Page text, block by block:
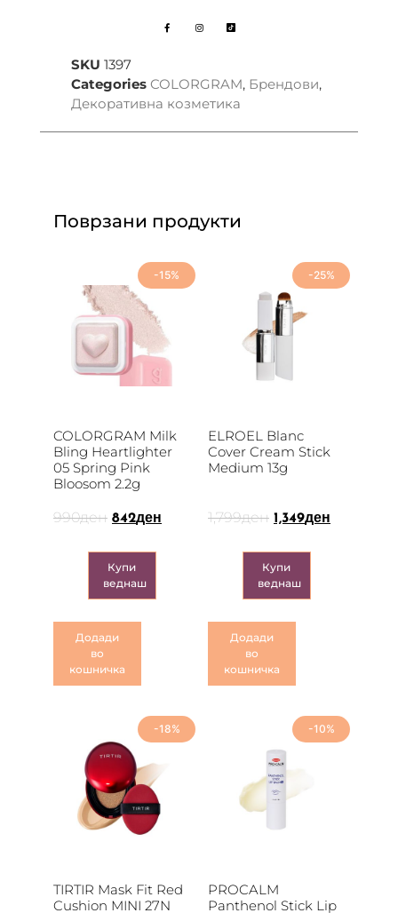
SKU 1397
Categories COLORGRAM, Брендови,
Декоративна козметика
Поврзани продукти
-15%
COLORGRAM Milk
Bling Heartlighter
05 Spring Pink
Bloosom 2.2g
990ден 842ден
Купи
веднаш
Додади
во
кошничка
-25%
ELROEL Blanc
Cover Cream Stick
Medium 13g
1,799ден 1,349ден
Купи
веднаш
Додади
во
кошничка
-18%
TIRTIR Mask Fit Red
Cushion MINI 27N
-10%
PROCALM
Panthenol Stick Lip